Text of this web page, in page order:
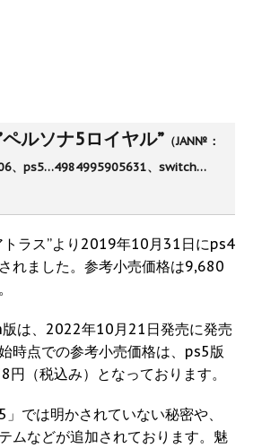
ルソナ5ロイヤル” （JAN№：
、ps5…4984995905631、switch…
トラス”より2019年10月31日にps4
れました。参考小売価格は9,680
は、2022年10月21日発売に発売
時点での参考小売価格は、ps5版
（税込み）となっております。
では明かされていない秘密や、
ムなどが追加されております。魅